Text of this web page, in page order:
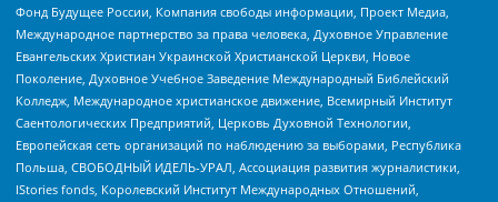
Фонд Будущее России, Компания свободы информации, Проект Медиа,
Международное партнерство за права человека, Духовное Управление
Евангельских Христиан Украинской Христианской Церкви, Новое
Поколение, Духовное Учебное Заведение Международный Библейский
Колледж, Международное христианское движение, Всемирный Институт
Саентологических Предприятий, Церковь Духовной Технологии,
Европейская сеть организаций по наблюдению за выборами, Республика
Польша, СВОБОДНЫЙ ИДЕЛЬ-УРАЛ, Ассоциация развития журналистики,
IStories fonds, Королевский Институт Международных Отношений,